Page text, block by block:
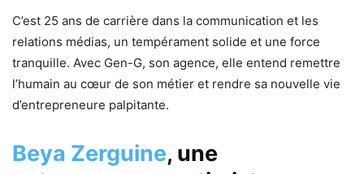
C’est 25 ans de carrière dans la communication et les
relations médias, un tempérament solide et une force
tranquille. Avec Gen-G, son agence, elle entend remettre
l’humain au cœur de son métier et rendre sa nouvelle vie
d’entrepreneure palpitante.
Beya Zerguine, une